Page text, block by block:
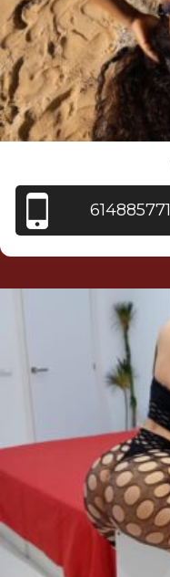
614885771